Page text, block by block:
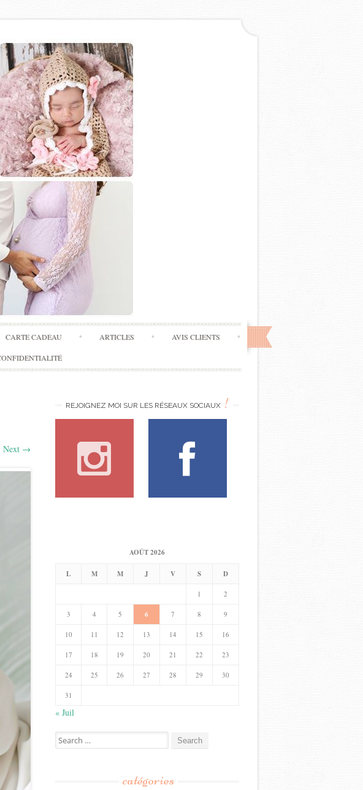
CARTE CADEAU ARTICLES AVIS CLIENTS
Next →
REJOIGNEZ MOI SUR LES RÉSEAUX SOCIAUX !
AOÛT 2026
L M M J V S D
1 2
3 4 5 6 7 8 9
10 11 12 13 14 15 16
17 18 19 20 21 22 23
24 25 26 27 28 29 30
31
« Juil
Search
for:
catégories